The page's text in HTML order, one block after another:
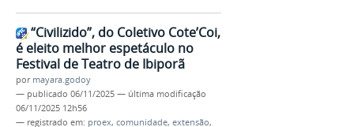
“Civilizido”, do Coletivo Cote’Coi,
é eleito melhor espetáculo no
Festival de Teatro de Ibiporã
por mayara.godoy
— publicado 06/11/2025 — última modificação
06/11/2025 12h56
— registrado em: proex, comunidade, extensão,